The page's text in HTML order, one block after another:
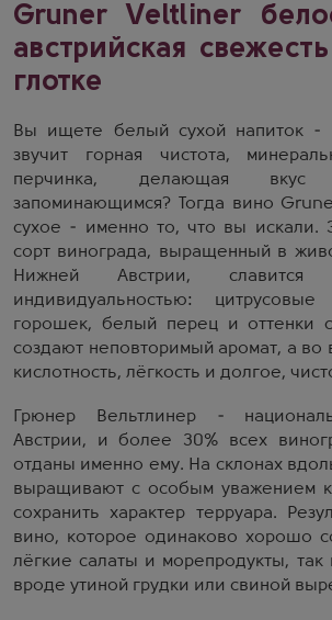
Gruner Veltliner
австрийская
глотке
Вы ищете белый сухой напиток -
звучит горная чистота,
перчинка, делающая вкус
запоминающимся? Тогда вино
сухое - именно то, что вы искали.
сорт винограда, выращенный в
Нижней Австрии, славится
индивидуальностью:
горошек, белый перец и оттенки
создают неповторимый аромат, а во
кислотность, лёгкость и долгое,
Грюнер Вельтлинер -
Австрии, и более 30% всех
отданы именно ему. На склонах
выращивают с особым уважением
сохранить характер терруара.
вино, которое одинаково хорошо
лёгкие салаты и морепродукты,
вроде утиной грудки или свиной